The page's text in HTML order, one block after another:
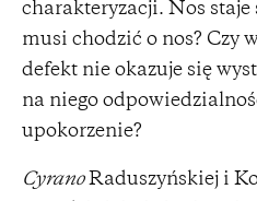
charakteryzacji. Nos staje
musi chodzić o nos? Czy
defekt nie okazuje się
na niego
upokorzenie?
CyranoRaduszyńskiej i